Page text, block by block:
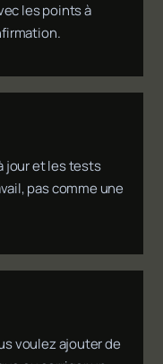
les points à
jour et les tests
pas comme une
voulez ajouter de